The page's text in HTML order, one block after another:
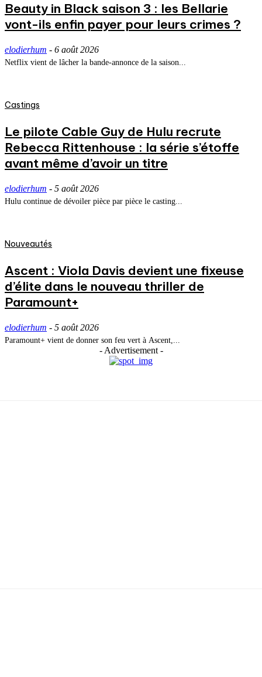
Beauty in Black saison 3 : les Bellarie
vont-ils enfin payer pour leurs crimes ?
elodierhum - 6 août 2026
Netflix vient de lâcher la bande-annonce de la saison...
Castings
Le pilote Cable Guy de Hulu recrute
Rebecca Rittenhouse : la série s’étoffe
avant même d’avoir un titre
elodierhum - 5 août 2026
Hulu continue de dévoiler pièce par pièce le casting...
Nouveautés
Ascent : Viola Davis devient une fixeuse
d’élite dans le nouveau thriller de
Paramount+
elodierhum - 5 août 2026
Paramount+ vient de donner son feu vert à Ascent,...
- Advertisement -